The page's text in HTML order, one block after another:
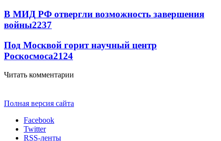
В МИД РФ отвергли возможность завершения
войны2237
Под Москвой горит научный центр
Роскосмоса2124
Читать комментарии
Полная версия сайта
Facebook
Twitter
RSS-ленты